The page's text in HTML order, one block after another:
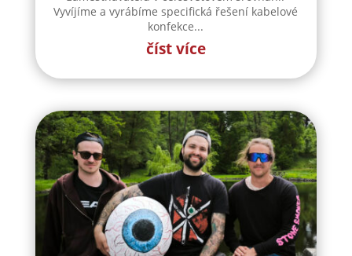
Vyvíjíme a vyrábíme specifická řešení kabelové
konfekce...
číst více